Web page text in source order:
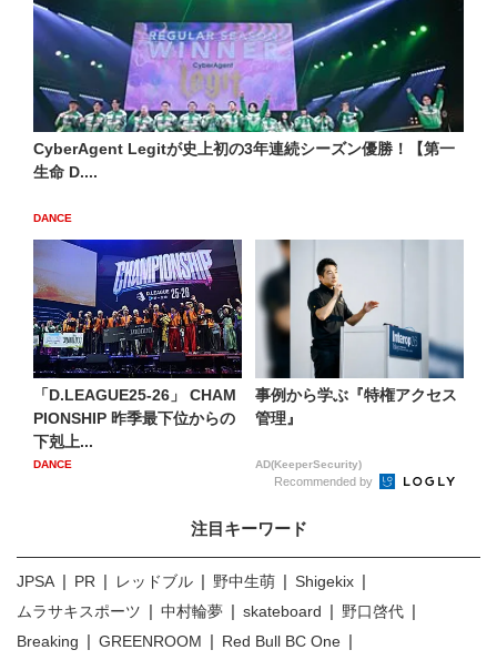
CyberAgent Legitが史上初の3年連続シーズン優勝！【第一
生命 D....
DANCE
「D.LEAGUE25-26」 CHAM
PIONSHIP 昨季最下位からの
下剋上...
DANCE
事例から学ぶ『特権アクセス
管理』
AD(KeeperSecurity)
Recommended by
注目キーワード
JPSA PR レッドブル 野中生萌
Shigekix
ムラサキスポーツ
中村輪夢 skateboard
野口啓代
Breaking
GREENROOM
Red Bull BC One